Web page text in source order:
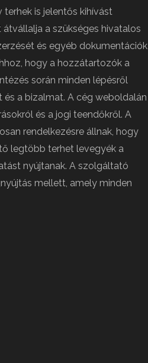
is jelentős kihívást
a szükséges hivatalos
és egyéb dokumentációk
hogy a hozzátartozók a
során minden lépésről
a bizalmat. A cég weboldalán
és a jogi teendőkről. A
rendelkezésre állnak, hogy
legtöbb terhet levegyék a
nyújtanak. A szolgáltató
mellett, amely minden